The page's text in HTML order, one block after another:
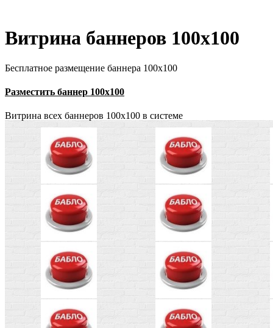
Витрина баннеров 100x100
Бесплатное размещение баннера 100x100
Разместить баннер 100x100
Витрина всех баннеров 100x100 в системе